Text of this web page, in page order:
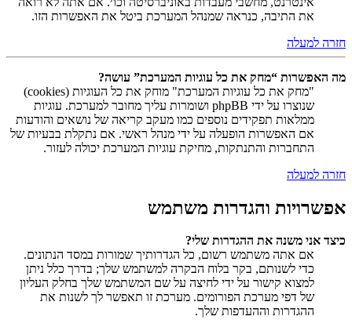
את התיבה, כנראה שמנהל המערכת ביטל את האפשרות הזו.
חזרה למעלה
מה האפשרות “מחק את כל עוגיות המערכת” עושה?
"מחק את כל עוגיות המערכת" מוחק את כל העוגיות (cookies)
שנוצרו על ידי phpBB ושומרות עליך מחובר למערכת. עוגיות
ממלאות תפקידים נוספים כמו מעקב קריאה של נושאים והודעות
אם האפשרות הופעלה על ידי מנהל ראשי. אם נתקלת בבעיות של
התחברות והתנתקות, מחיקת עוגיות המערכת יכולה לעזור.
חזרה למעלה
אפשרויות והגדרות משתמש
כיצד אני משנה את ההגדרות שלי?
אם אתה משתמש רשום, כל הגדרותיך שמורות במסד הנתונים.
כדי לשנותם, בקר בלוח הבקרה למשתמש שלך; בדרך כלל ניתן
למצוא קישור על ידי לחיצה על שם המשתמש שלך בחלק העליון
של דפי מערכת הפורומים. מערכת זו תאפשר לך לשנות את
ההגדרות וההעדפות שלך.